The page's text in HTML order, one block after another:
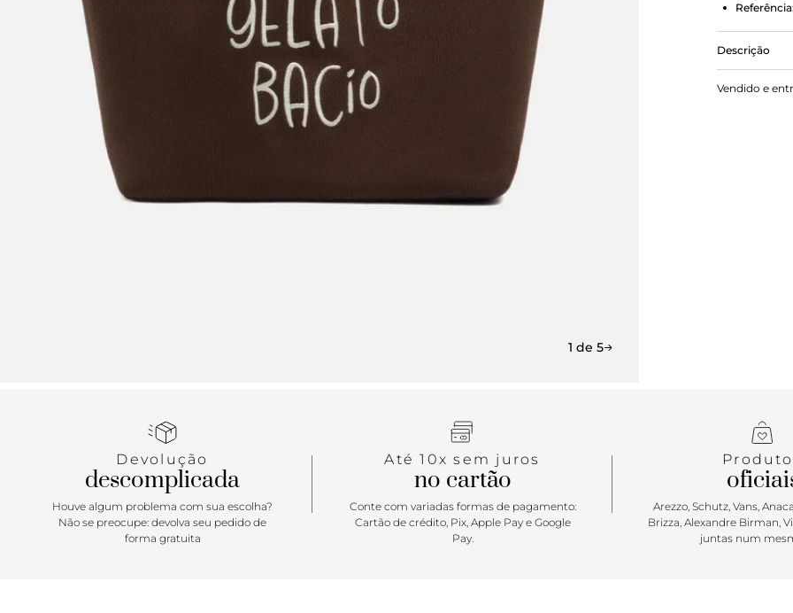
1 de 5
Referência:
Descrição
Bolsa
amplo e
Vendido e
Devolução
descomplicada
Houve algum problema com sua escolha?
Não se preocupe: devolva seu pedido de
forma gratuita
Até 10x sem juros
no cartão
Conte com variadas formas de pagamento:
Cartão de crédito, Pix, Apple Pay e Google
Pay.
Arezzo, Schutz, Vans,
Brizza, Alexandre Birman,
juntas num